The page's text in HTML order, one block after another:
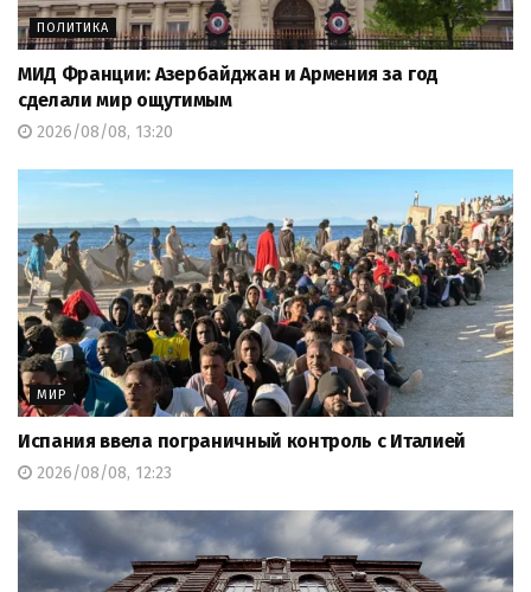
ПОЛИТИКА
МИД Франции: Азербайджан и Армения за год
сделали мир ощутимым
2026/08/08, 13:20
МИР
Испания ввела пограничный контроль с Италией
2026/08/08, 12:23